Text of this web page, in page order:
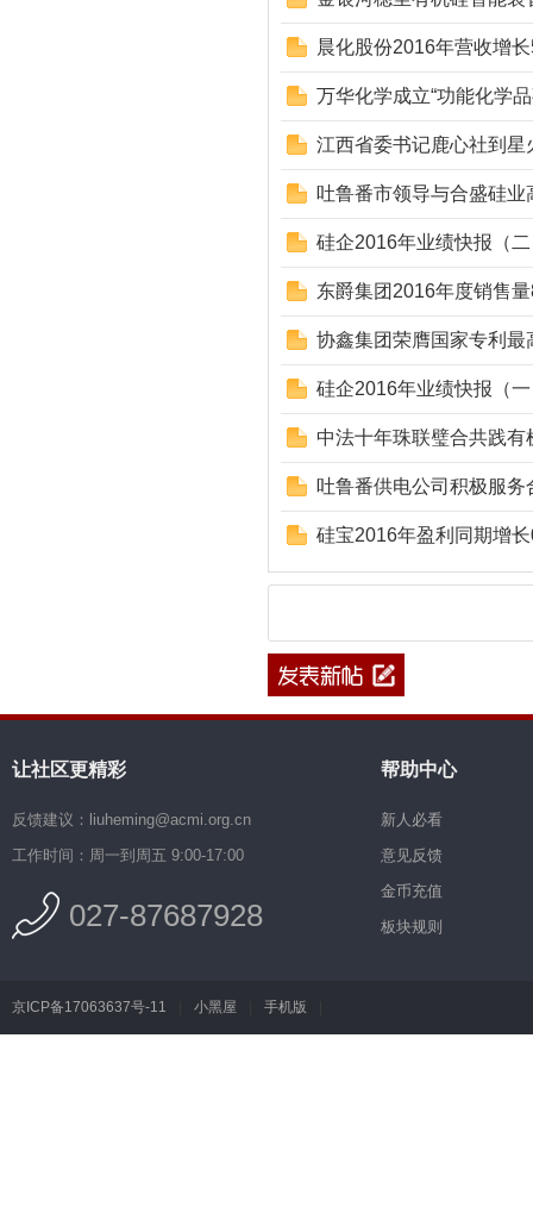
晨化股份2016年营收增
万华化学成立“功能化学
江西省委书记鹿心社到星
吐鲁番市领导与合盛硅业
硅企2016年业绩快报（
东爵集团2016年度销售
协鑫集团荣膺国家专利最
硅企2016年业绩快报（
中法十年珠联璧合共践有
吐鲁番供电公司积极服
硅宝2016年盈利同期增
让社区更精彩
反馈建议：liuheming@acmi.org.cn
工作时间：周一到周五 9:00-17:00
027-87687928
帮助中心
新人必看
意见反馈
金币充值
板块规则
京ICP备17063637号-11 小黑屋 手机版